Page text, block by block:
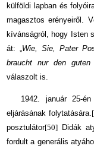
külföldi lapban és
magasztos erényeiről.
kívánságról, hogy Isten
át: „ Wie, Sie, Pater
braucht nur den guten
válaszolt is.
1942. január 25-
eljárásának folytatására.
posztulátor[50] Didák
fordult a generális